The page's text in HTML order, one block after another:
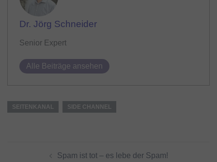
Dr. Jörg Schneider
Senior Expert
Alle Beiträge ansehen
SEITENKANAL SIDE CHANNEL
Spam ist tot – es lebe der Spam!